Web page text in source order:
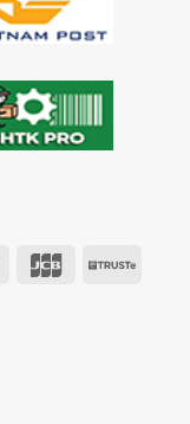
MasterCard
JCB